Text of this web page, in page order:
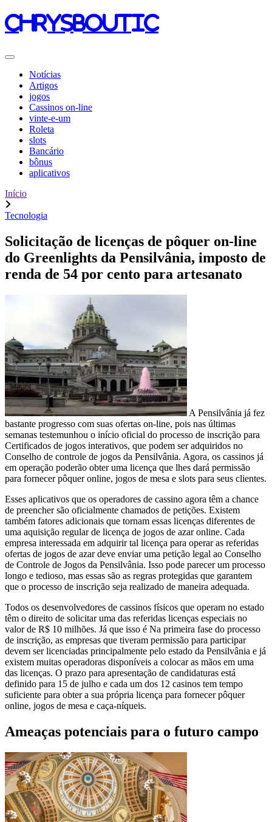
chrysboutic
Notícias
Artigos
jogos
Cassinos on-line
vinte-e-um
Roleta
slots
Bancário
bônus
aplicativos
Início
Tecnologia
Solicitação de licenças de pôquer on-line
do Greenlights da Pensilvânia, imposto de
renda de 54 por cento para artesanato
A Pensilvânia já fez
bastante progresso com suas ofertas on-line, pois nas últimas
semanas testemunhou o início oficial do processo de inscrição para
Certificados de jogos interativos, que podem ser adquiridos no
Conselho de controle de jogos da Pensilvânia. Agora, os cassinos já
em operação poderão obter uma licença que lhes dará permissão
para fornecer pôquer online, jogos de mesa e slots para seus clientes.
Esses aplicativos que os operadores de cassino agora têm a chance
de preencher são oficialmente chamados de petições. Existem
também fatores adicionais que tornam essas licenças diferentes de
uma aquisição regular de licença de jogos de azar online. Cada
empresa interessada em adquirir tal licença para operar as referidas
ofertas de jogos de azar deve enviar uma petição legal ao Conselho
de Controle de Jogos da Pensilvânia. Isso pode parecer um processo
longo e tedioso, mas essas são as regras protegidas que garantem
que o processo de inscrição seja realizado de maneira adequada.
Todos os desenvolvedores de cassinos físicos que operam no estado
têm o direito de solicitar uma das referidas licenças especiais no
valor de R$ 10 milhões. Já que isso é Na primeira fase do processo
de inscrição, as empresas que tiveram permissão para participar
devem ser licenciadas principalmente pelo estado da Pensilvânia e já
existem muitas operadoras disponíveis a colocar as mãos em uma
das licenças. O prazo para apresentação de candidaturas está
definido para 15 de julho e cada um dos 12 casinos tem tempo
suficiente para obter a sua própria licença para fornecer pôquer
online, jogos de mesa e caça-níqueis.
Ameaças potenciais para o futuro campo